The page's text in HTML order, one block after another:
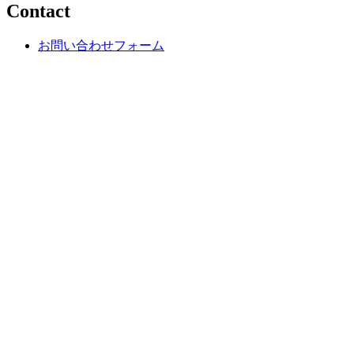
ゴ
Contact
お問い合わせフォーム